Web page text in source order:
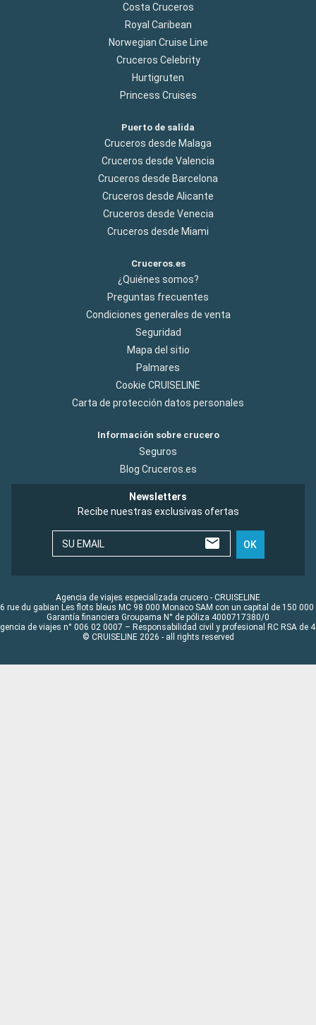
Costa Cruceros
Royal Caribean
Norwegian Cruise Line
Cruceros Celebrity
Hurtigruten
Princess Cruises
Puerto de salida
Cruceros desde Malaga
Cruceros desde Valencia
Cruceros desde Barcelona
Cruceros desde Alicante
Cruceros desde Venecia
Cruceros desde Miami
Cruceros.es
¿Quiénes somos?
Preguntas frecuentes
Condiciones generales de venta
Seguridad
Mapa del sitio
Palmares
Cookie CRUISELINE
Carta de protección datos personales
Información sobre crucero
Seguros
Blog Cruceros.es
Newsletters
Recibe nuestras exclusivas ofertas
SU EMAIL OK
Agencia de viajes especializada crucero - CRUISELINE
rue du gabian Les flots bleus MC 98 000 Monaco SAM con un capital de 150 000
Garantía financiera Groupama N° de póliza 4000717380/0
de viajes n° 006 02 0007 – Responsabilidad civil y profesional RC RSA de
© CRUISELINE 2026 - all rights reserved